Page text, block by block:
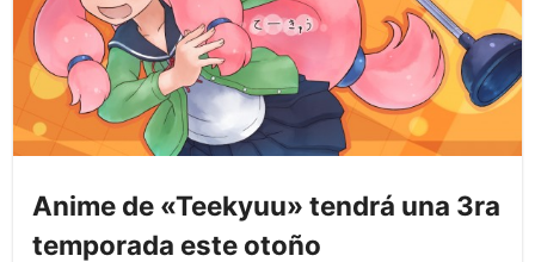
Anime de «Teekyuu» tendrá una 3ra
temporada este otoño